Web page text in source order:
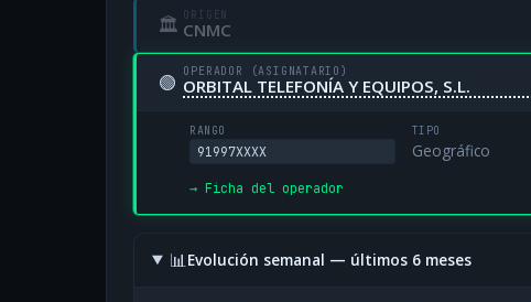
🏛 ORIGEN
CNMC
🟢 OPERADOR (ASIGNATARIO)
ORBITAL TELEFONÍA Y EQUIPOS, S.L.
RANGO
91997XXXX
TIPO
Geográfico
→ Ficha del operador
📊Evolución semanal — últimos 6 meses